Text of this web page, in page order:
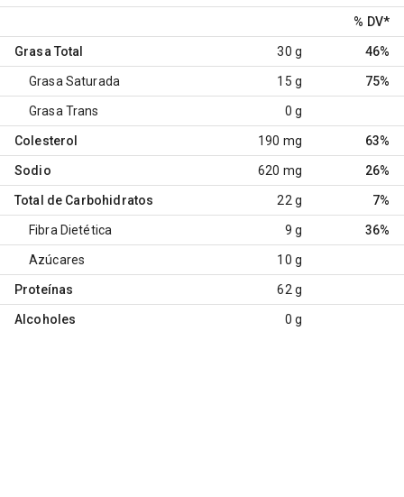
% DV*
Grasa Total 30 g 46%
Grasa Saturada 15 g 75%
Grasa Trans 0 g
Colesterol 190 mg 63%
Sodio 620 mg 26%
Total de Carbohidratos 22 g 7%
Fibra Dietética 9 g 36%
Azúcares 10 g
Proteínas 62 g
Alcoholes 0 g